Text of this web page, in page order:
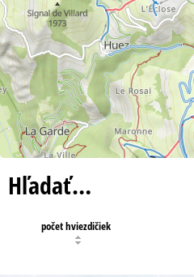
Hľadať…
počet hviezdičiek